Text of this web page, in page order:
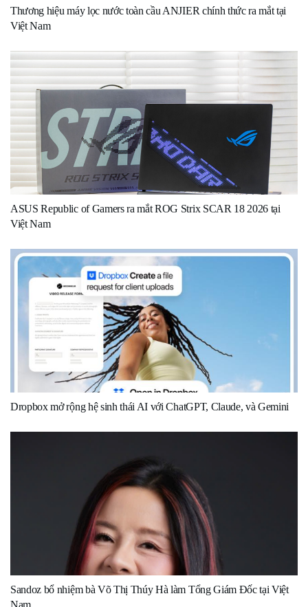
Thương hiệu máy lọc nước toàn cầu ANJIER chính thức ra mắt tại
Việt Nam
ASUS Republic of Gamers ra mắt ROG Strix SCAR 18 2026 tại
Việt Nam
Dropbox mở rộng hệ sinh thái AI với ChatGPT, Claude, và Gemini
Sandoz bổ nhiệm bà Võ Thị Thúy Hà làm Tổng Giám Đốc tại Việt
Nam